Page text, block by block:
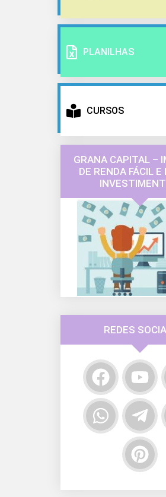
PLANILHAS
CURSOS
GRANA CAPITAL –
DE RENDA FÁCIL E
REDES